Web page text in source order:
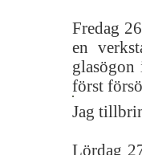
Fredag
en
först
Jag
Lördag